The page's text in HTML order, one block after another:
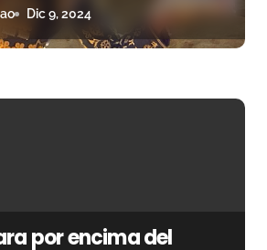
Dic 9, 2024
por encima del